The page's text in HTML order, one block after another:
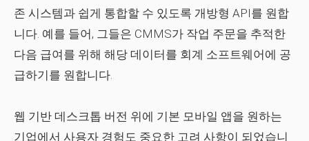
존 시스템과 쉽게 통합할 수 있도록 개방형 API를 원합
니다. 예를 들어, 그들은 CMMS가 작업 주문을 추적한
다음 급여를 위해 해당 데이터를 회계 소프트웨어에 공
급하기를 원합니다.
웹 기반 데스크톱 버전 위에 기본 모바일 앱을 원하는
기업에서 사용자 경험도 중요한 고려 사항이 되었습니